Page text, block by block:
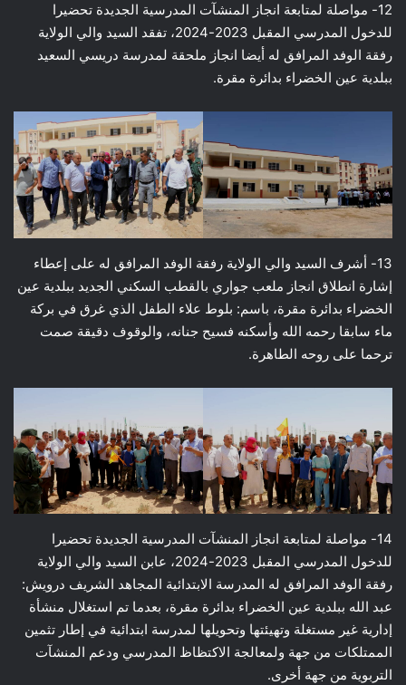
12- مواصلة لمتابعة انجاز المنشآت المدرسية الجديدة تحضيرا
للدخول المدرسي المقبل 2023-2024، تفقد السيد والي الولاية
رفقة الوفد المرافق له أيضا انجاز ملحقة لمدرسة دريسي السعيد
ببلدية عين الخضراء بدائرة مقرة.
13- أشرف السيد والي الولاية رفقة الوفد المرافق له على إعطاء
إشارة انطلاق انجاز ملعب جواري بالقطب السكني الجديد ببلدية عين
الخضراء بدائرة مقرة، باسم: بلوط علاء الطفل الذي غرق في بركة
ماء سابقا رحمه الله وأسكنه فسيح جنانه، والوقوف دقيقة صمت
ترحما على روحه الطاهرة.
14- مواصلة لمتابعة انجاز المنشآت المدرسية الجديدة تحضيرا
للدخول المدرسي المقبل 2023-2024، عابن السيد والي الولاية
رفقة الوفد المرافق له المدرسة الابتدائية المجاهد الشريف درويش:
عبد الله ببلدية عين الخضراء بدائرة مقرة، بعدما تم استغلال منشأة
إدارية غير مستغلة وتهيئتها وتحويلها لمدرسة ابتدائية في إطار تثمين
الممتلكات من جهة ولمعالجة الاكتظاظ المدرسي ودعم المنشآت
التربوية من جهة أخرى.